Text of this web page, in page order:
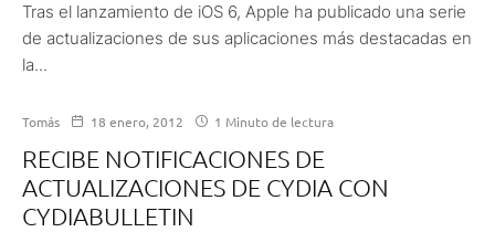
Tras el lanzamiento de iOS 6, Apple ha publicado una serie
de actualizaciones de sus aplicaciones más destacadas en
la...
Tomás 18 enero, 2012 1 Minuto de lectura
RECIBE NOTIFICACIONES DE
ACTUALIZACIONES DE CYDIA CON
CYDIABULLETIN